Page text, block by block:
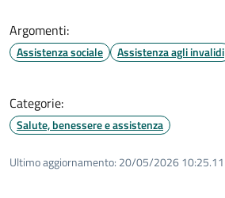
Argomenti:
Assistenza sociale Assistenza agli invalidi
Categorie:
Salute, benessere e assistenza
Ultimo aggiornamento: 20/05/2026 10:25.11